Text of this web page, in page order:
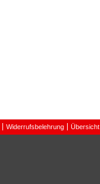
Widerrufsbelehrung